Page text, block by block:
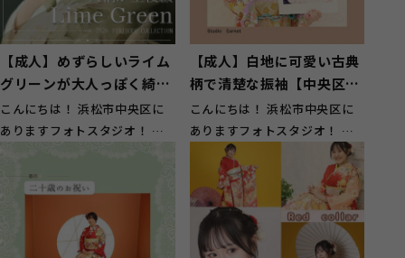
【成人】めずらしいライム
グリーンが大人っぽく綺麗
な振袖【湖西市】
こんにちは！ 浜松市中央区に
ありますフォトスタジオ！ ガ
市のお客様...
【成人】白地に可愛い古典
柄で清楚な振袖【中央区湖
東町】
こんにちは！ 浜松市中央区に
ありますフォトスタジオ！ ガ
ーネット浜松西店です！ 中央
区湖東町の...